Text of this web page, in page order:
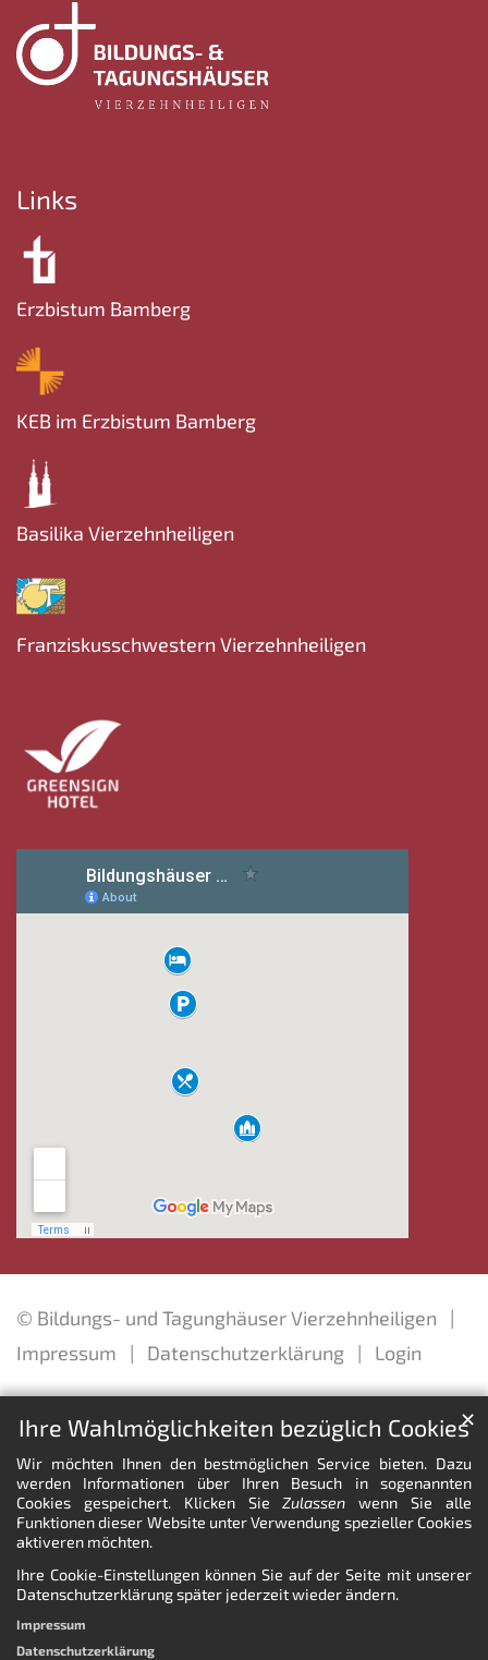
Ihre Wahlmöglichkeiten bezüglich Cookies
Wir möchten Ihnen den bestmöglichen Service bieten. Dazu
werden Informationen über Ihren Besuch in sogenannten
Cookies gespeichert. Klicken SieZulassen wenn Sie alle
Funktionen dieser Website unter Verwendung spezieller Cookies
aktiveren möchten.
Ihre Cookie-Einstellungen können Sie auf der Seite mit unserer
Datenschutzerklärung später jederzeit wieder ändern.
✕
Impressum
Datenschutzerklärung
Links
Erzbistum Bamberg
KEB im Erzbistum Bamberg
Basilika Vierzehnheiligen
Franziskusschwestern Vierzehnheiligen
© Bildungs- und Tagunghäuser Vierzehnheiligen
Impressum
Datenschutzerklärung Login